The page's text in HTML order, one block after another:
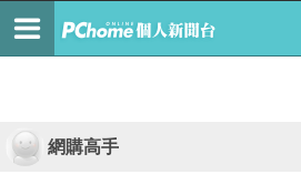
網購高手